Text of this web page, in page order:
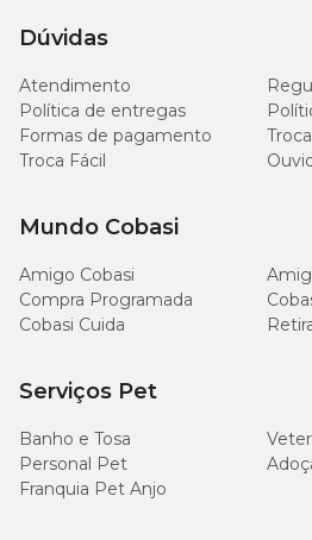
Dúvidas
Atendimento
Política de entregas
Formas de pagamento
Troca Fácil
Mundo Cobasi
Amigo Cobasi
Compra Programada
Cobasi Cuida
Serviços Pet
Banho e Tosa
Personal Pet
Franquia Pet Anjo